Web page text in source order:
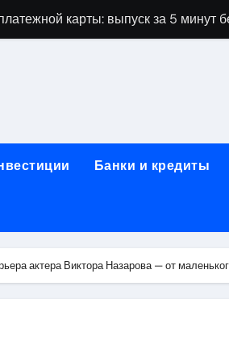
карты: выпуск за 5 минут
важные нюансы при оформлении
требования
лент RGB, CCT и диммеры:
виды, оборудование и
карту без визита в офис
Банки и кредиты
актера Виктора Назарова — от